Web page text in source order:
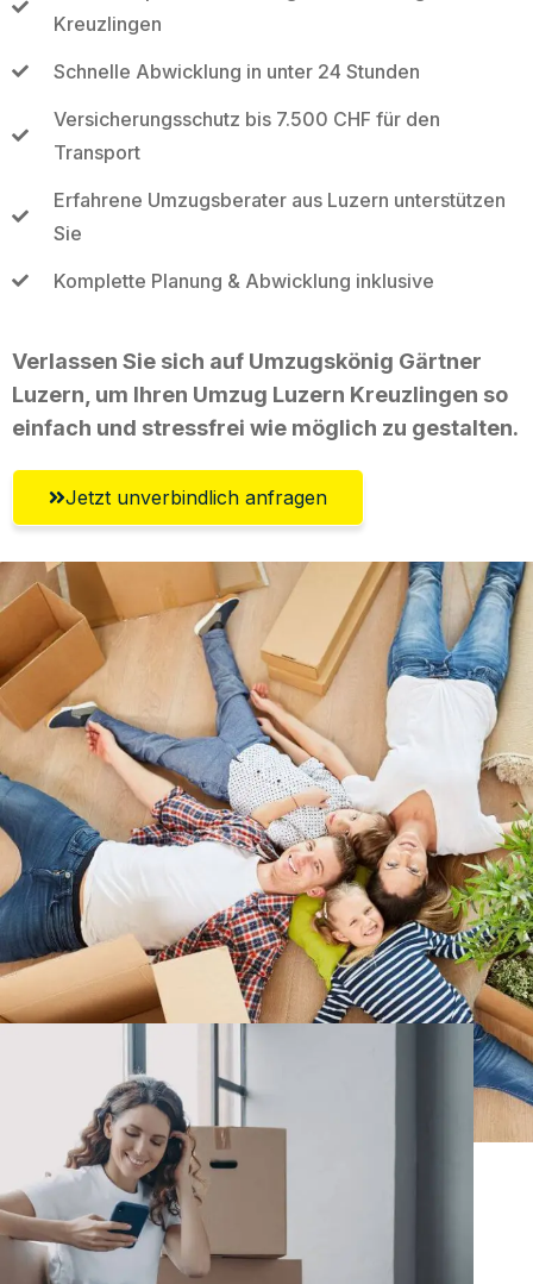
Kreuzlingen
Schnelle Abwicklung in unter 24 Stunden
Versicherungsschutz bis 7.500 CHF für den
Transport
Erfahrene Umzugsberater aus Luzern unterstützen
Sie
Komplette Planung & Abwicklung inklusive
Verlassen Sie sich auf Umzugskönig Gärtner
Luzern, um Ihren Umzug Luzern Kreuzlingen so
einfach und stressfrei wie möglich zu gestalten.
Jetzt unverbindlich anfragen